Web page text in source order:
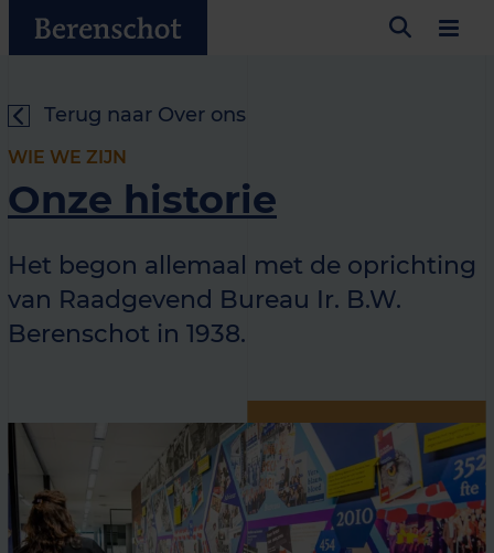
Terug naar Over ons
WIE WE ZIJN
Onze historie
Het begon allemaal met de oprichting
van Raadgevend Bureau Ir. B.W.
Berenschot in 1938.